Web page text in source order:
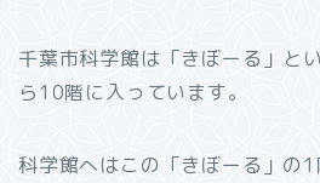
千葉市科学館は「きぼーる」と
ら10階に入っています。
科学館へはこの「きぼーる」の